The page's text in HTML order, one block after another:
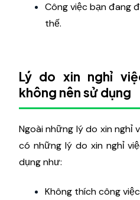
Công việc bạn đang
thế.
Lý do xin nghỉ
không nên sử dụng
Ngoài những lý do xin
có những lý do xin nghỉ
dụng như:
Không thích công